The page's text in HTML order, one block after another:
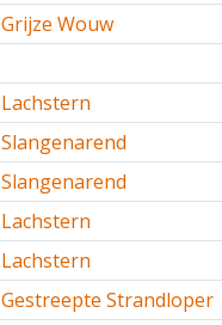
Grijze Wouw
Lachstern
Slangenarend
Slangenarend
Lachstern
Lachstern
Gestreepte Strandloper